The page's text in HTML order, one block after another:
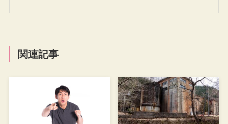
関連記事